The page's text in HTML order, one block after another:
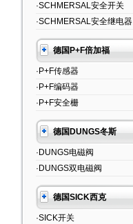
·SCHMERSAL安全开关
·SCHMERSAL安全继电器
德国P+F倍加福
·P+F传感器
·P+F编码器
·P+F安全栅
德国DUNGS冬斯
·DUNGS电磁阀
·DUNGS双电磁阀
德国SICK西克
·SICK开关